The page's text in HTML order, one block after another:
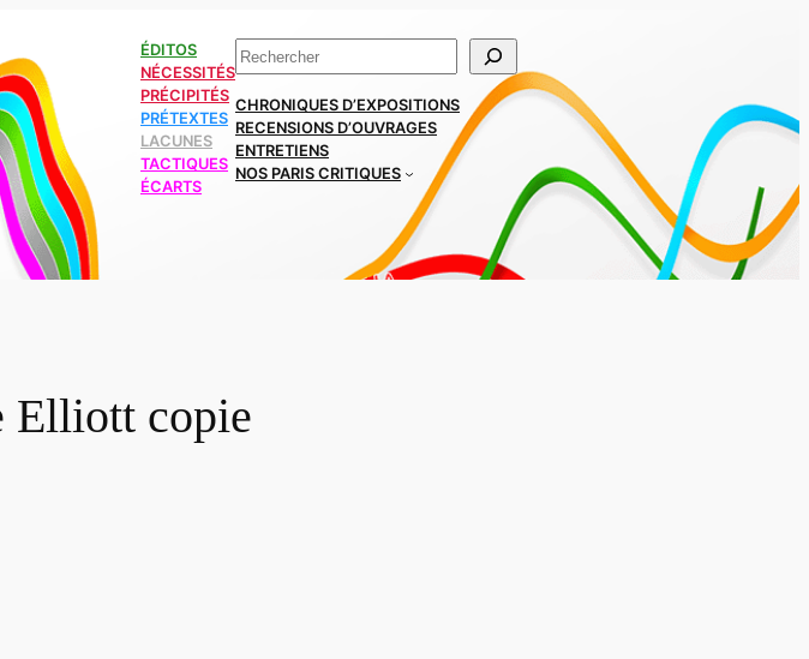
ÉDITOS
NÉCESSITÉS
PRÉCIPITÉS
PRÉTEXTES
LACUNES
TACTIQUES
ÉCARTS
Rechercher
CHRONIQUES D’EXPOSITIONS
RECENSIONS D’OUVRAGES
ENTRETIENS
NOS PARIS CRITIQUES
Elliott copie